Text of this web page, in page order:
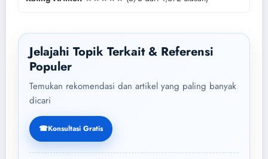
Jelajahi Topik Terkait & Referensi
Populer
Temukan rekomendasi dan artikel yang paling banyak
dicari
☎Konsultasi Gratis